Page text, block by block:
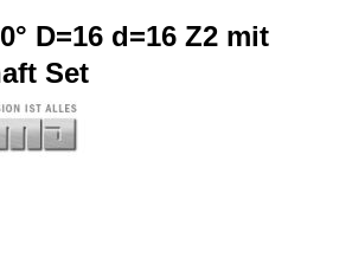
D=16 d=16 Z2 mit
Set